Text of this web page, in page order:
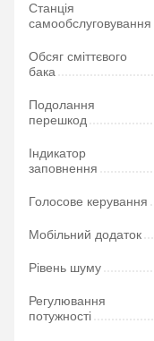
Станція
самообслуговування
Обсяг сміттєвого
бака
Подолання
перешкод
Індикатор
заповнення
Голосове керування
Мобільний додаток
Рівень шуму
Регулювання
потужності